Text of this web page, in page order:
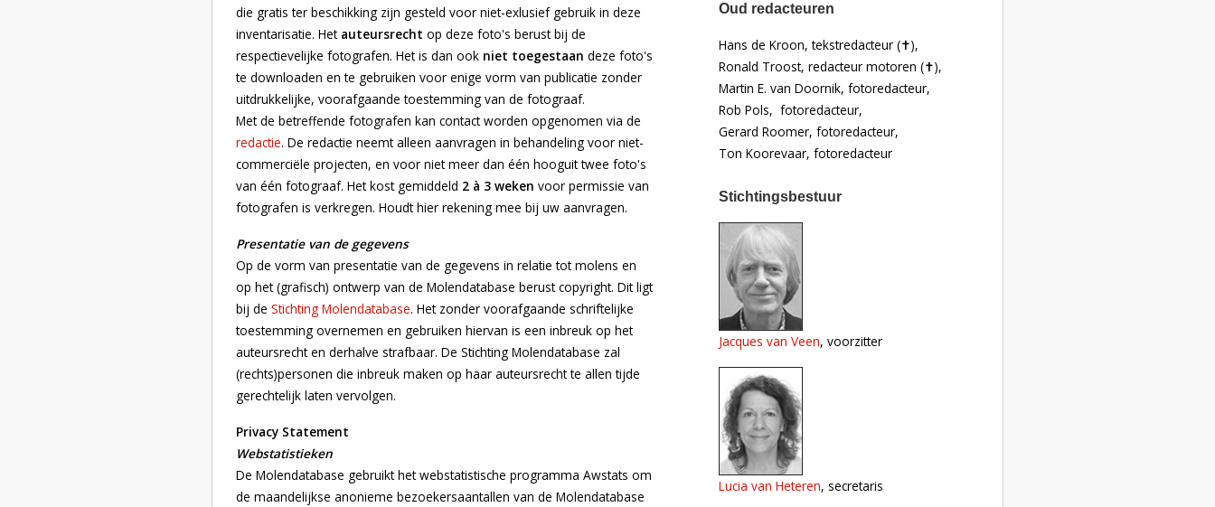
die gratis ter beschikking zijn gesteld voor niet-exlusief gebruik in deze
inventarisatie. Het auteursrecht op deze foto's berust bij de
respectievelijke fotografen. Het is dan ook niet toegestaan deze foto's
te downloaden en te gebruiken voor enige vorm van publicatie zonder
uitdrukkelijke, voorafgaande toestemming van de fotograaf.
Met de betreffende fotografen kan contact worden opgenomen via de
redactie. De redactie neemt alleen aanvragen in behandeling voor niet-
commerciële projecten, en voor niet meer dan één hooguit twee foto's
van één fotograaf. Het kost gemiddeld 2 à 3 weken voor permissie van
fotografen is verkregen. Houdt hier rekening mee bij uw aanvragen.
Presentatie van de gegevens
Op de vorm van presentatie van de gegevens in relatie tot molens en
op het (grafisch) ontwerp van de Molendatabase berust copyright. Dit ligt
bij deStichting Molendatabase. Het zonder voorafgaande schriftelijke
toestemming overnemen en gebruiken hiervan is een inbreuk op het
auteursrecht en derhalve strafbaar. De Stichting Molendatabase zal
(rechts)personen die inbreuk maken op haar auteursrecht te allen tijde
gerechtelijk laten vervolgen.
Privacy Statement
Webstatistieken
De Molendatabase gebruikt het webstatistische programma Awstats om
de maandelijkse anonieme bezoekersaantallen van de Molendatabase
Oud redacteuren
Hans de Kroon, tekstredacteur (✝︎),
Ronald Troost, redacteur motoren (✝︎),
Martin E. van Doornik, fotoredacteur,
Rob Pols, fotoredacteur,
Gerard Roomer, fotoredacteur,
Ton Koorevaar, fotoredacteur
Stichtingsbestuur
Jacques van Veen, voorzitter
Lucia van Heteren, secretaris